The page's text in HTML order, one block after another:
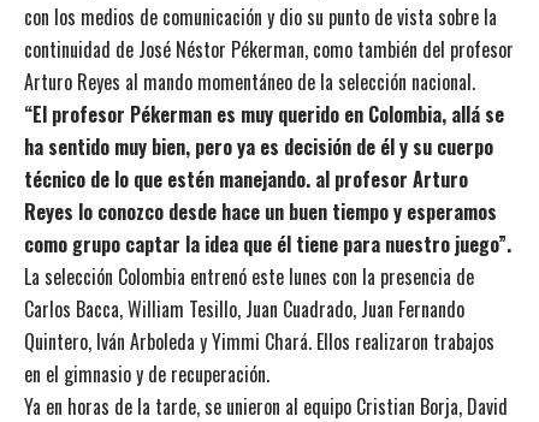
con los medios de comunicación y dio su punto de vista sobre la
continuidad de José Néstor Pékerman, como también del profesor
Arturo Reyes al mando momentáneo de la selección nacional.
“El profesor Pékerman es muy querido en Colombia, allá se
ha sentido muy bien, pero ya es decisión de él y su cuerpo
técnico de lo que estén manejando. al profesor Arturo
Reyes lo conozco desde hace un buen tiempo y esperamos
como grupo captar la idea que él tiene para nuestro juego”.
La selección Colombia entrenó este lunes con la presencia de
Carlos Bacca, William Tesillo, Juan Cuadrado, Juan Fernando
Quintero, Iván Arboleda y Yimmi Chará. Ellos realizaron trabajos
en el gimnasio y de recuperación.
Ya en horas de la tarde,se unieron al equipo Cristian Borja, David